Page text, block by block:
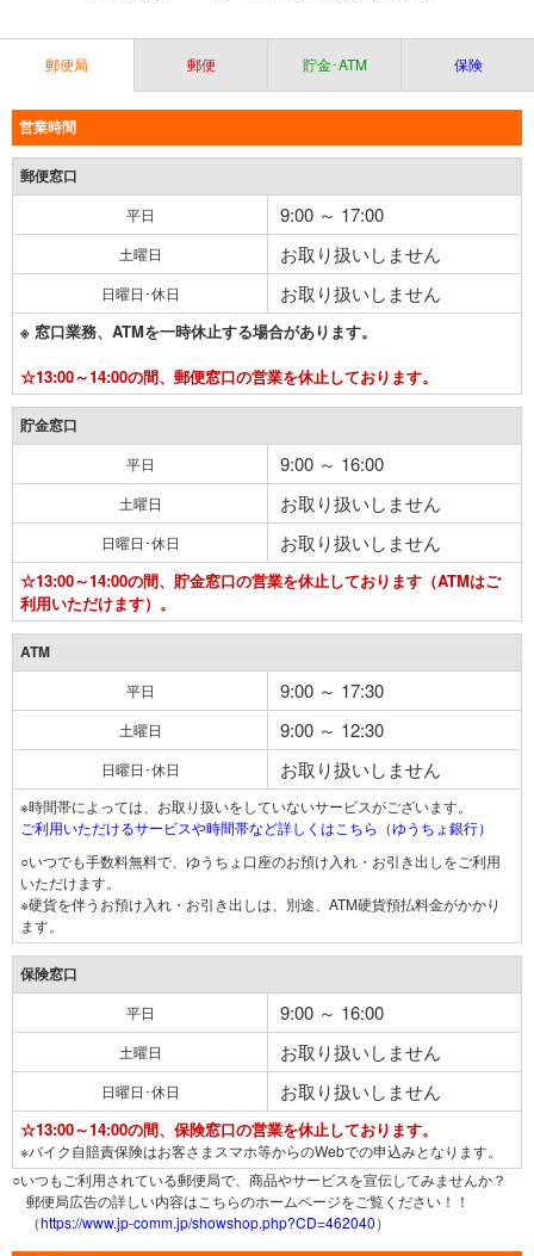
郵便局 郵便 貯金･ATM 保険
営業時間
郵便窓口
平日 9:00 ～ 17:00
土曜日 お取り扱いしません
日曜日･休日 お取り扱いしません
※ 窓口業務、ATMを一時休止する場合があります。
☆13:00～14:00の間、郵便窓口の営業を休止しております。
貯金窓口
平日 9:00 ～ 16:00
土曜日 お取り扱いしません
日曜日･休日 お取り扱いしません
☆13:00～14:00の間、貯金窓口の営業を休止しております（ATMはご
利用いただけます）。
ATM
平日 9:00 ～ 17:30
土曜日 9:00 ～ 12:30
日曜日･休日 お取り扱いしません
※時間帯によっては、お取り扱いをしていないサービスがございます。
ご利用いただけるサービスや時間帯など詳しくはこちら（ゆうちょ銀行）
○いつでも手数料無料で、ゆうちょ口座のお預け入れ・お引き出しをご利用
いただけます。
※硬貨を伴うお預け入れ・お引き出しは、別途、ATM硬貨預払料金がかかり
ます。
保険窓口
平日 9:00 ～ 16:00
土曜日 お取り扱いしません
日曜日･休日 お取り扱いしません
☆13:00～14:00の間、保険窓口の営業を休止しております。
※バイク自賠責保険はお客さまスマホ等からのWebでの申込みとなります。
○いつもご利用されている郵便局で、商品やサービスを宣伝してみませんか？
郵便局広告の詳しい内容はこちらのホームページをご覧ください！！
（https://www.jp-comm.jp/showshop.php?CD=462040）